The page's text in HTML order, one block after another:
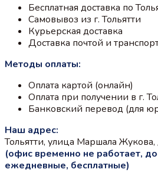
Бесплатная доставка по
Самовывоз из г. Тольятти
Курьерская доставка
Доставка почтой и
Методы оплаты:
Оплата картой (онлайн)
Оплата при получении в г.
Банковский перевод (для
Наш адрес:
Тольятти, улица Маршала
(офис временно не работает,
ежедневные, бесплатные)